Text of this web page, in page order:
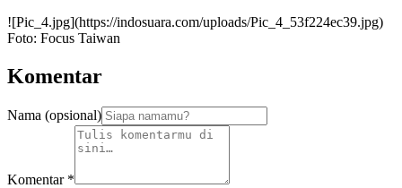
![Pic_4.jpg](https://indosuara.com/uploads/Pic_4_53f224ec39.jpg)
Foto: Focus Taiwan
Komentar
Nama (opsional)
Komentar *